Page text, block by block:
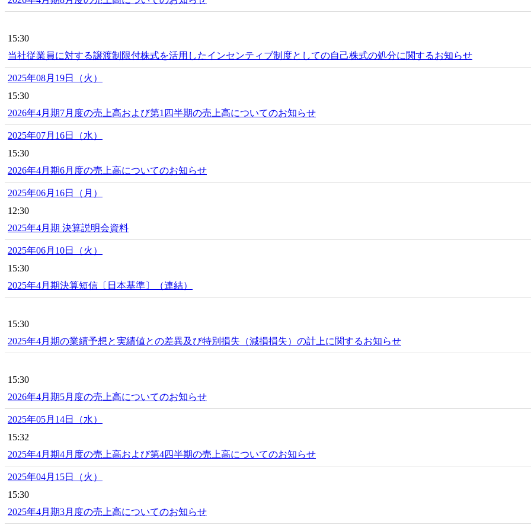
15:30
当社従業員に対する譲渡制限付株式を活用したインセンティブ制度としての自己株式の処分に関するお知らせ
2025年08月19日（火）
15:30
2026年4月期7月度の売上高および第1四半期の売上高についてのお知らせ
2025年07月16日（水）
15:30
2026年4月期6月度の売上高についてのお知らせ
2025年06月16日（月）
12:30
2025年4月期 決算説明会資料
2025年06月10日（火）
15:30
2025年4月期決算短信〔日本基準〕（連結）
15:30
2025年4月期の業績予想と実績値との差異及び特別損失（減損損失）の計上に関するお知らせ
15:30
2026年4月期5月度の売上高についてのお知らせ
2025年05月14日（水）
15:32
2025年4月期4月度の売上高および第4四半期の売上高についてのお知らせ
2025年04月15日（火）
15:30
2025年4月期3月度の売上高についてのお知らせ